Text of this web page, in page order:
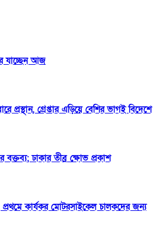
যাচ্ছেন আজ
প্রস্থান, গ্রেপ্তার এড়িয়ে বেশির ভাগই বিদেশে
বক্তব্য; ঢাকার তীব্র ক্ষোভ প্রকাশ
কার্যকর মোটরসাইকেল চালকদের জন্য